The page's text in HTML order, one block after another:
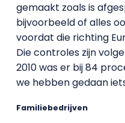
gemaakt zoals is
bijvoorbeeld of alles
voordat die richting
Die controles zijn
2010 was er bij 84
we hebben gedaan
Familiebedrijven